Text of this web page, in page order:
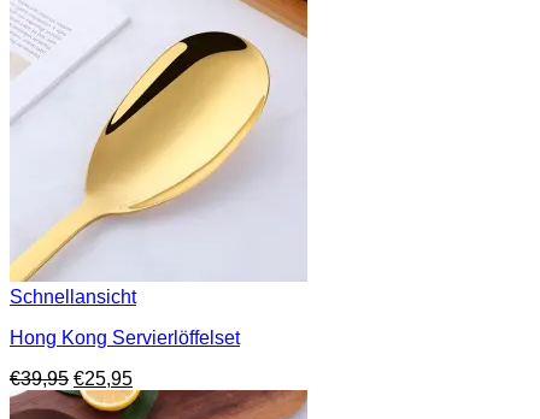
Schnellansicht
Hong Kong Servierlöffelset
€39,95 Ursprünglicher
Preis
€25,95Aktueller
Preis